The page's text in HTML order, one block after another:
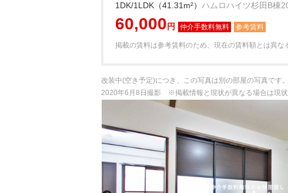
1DK/1LDK（41.31m²） ハムロハイツ杉田B棟
60,000 円 参考賃料
掲載の賃料は参考賃料のため、現在の賃料額とは異な
改装中(空き予定)につき、この写真は別の部屋の写真です。
2020年6月8日撮影 ※掲載情報と現状が異なる場合は現状